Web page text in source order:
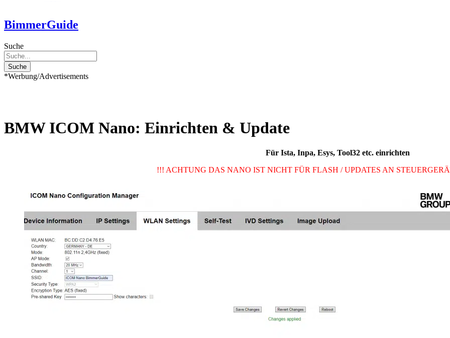
BimmerGuide
Suche
Suche
*Werbung/Advertisements
BMW ICOM Nano: Einrichten & Update
Für Ista, Inpa, Esys, Tool32 etc. einrichten
!!! ACHTUNG DAS NANO IST NICHT FÜR FLASH / UPDATES AN